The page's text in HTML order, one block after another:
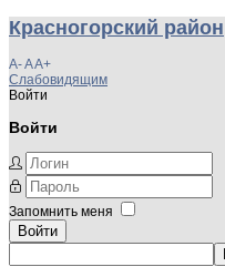
Красногорский район
A-AA+
Слабовидящим
Войти
Войти
Запомнить меня
Войти